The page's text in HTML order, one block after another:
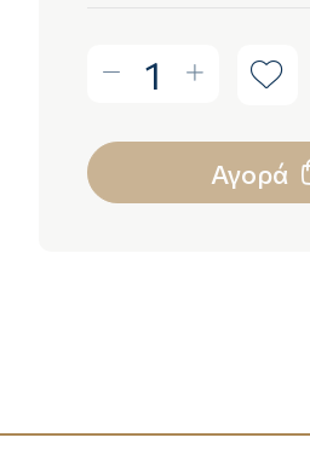
1
Αγορά